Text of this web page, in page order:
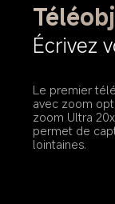
Écrivez
Le premier
avec zoom
zoom Ultra
permet de
lointaines.